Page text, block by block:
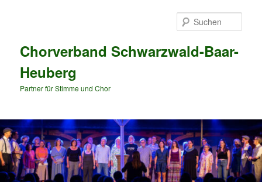
Chorverband Schwarzwald-Baar-
Heuberg
Partner für Stimme und Chor